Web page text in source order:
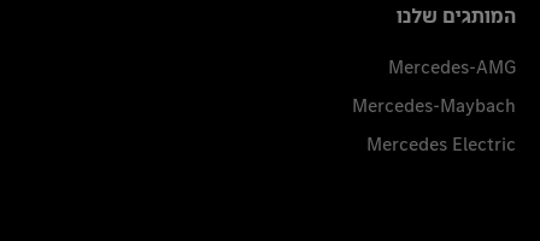
המותגים שלנו
Mercedes-AMG
Mercedes-Maybach
Mercedes Electric